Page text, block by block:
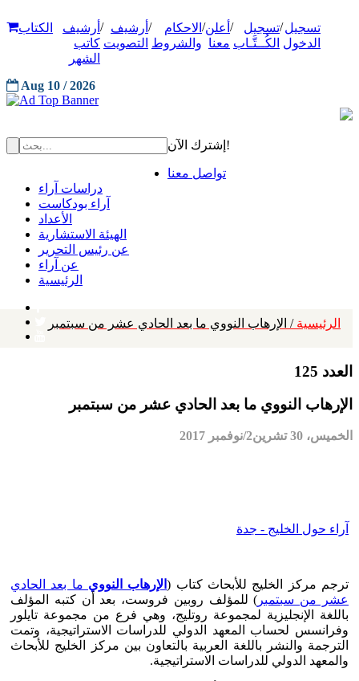
تسجيل
الدخول
/تسجيل
الكُــتَّـاب
/ أعلن
معنا
/ الاحكام
والشروط
/ أرشيف
التصويت
/ أرشيف
كاتب
الشهر
الكتاب
Aug 10 / 2026
إشترك الآن!
تواصل معنا
دراسات آراء
آراء بودكاست
الأعداد
الهيئة الاستشارية
عن رئيس التحرير
عن آراء
الرئيسية
الرئيسية / الإرهاب النووي ما بعد الحادي عشر من سبتمبر
العدد 125
الإرهاب النووي ما بعد الحادي عشر من سبتمبر
الخميس، 30 تشرين2/نوفمبر 2017
آراء حول الخليج - جدة
ترجم مركز الخليج للأبحاث كتاب (الإرهاب النووي ما بعد الحادي
عشر من سبتمبر ) للمؤلف روبين فروست، بعد أن كتبه المؤلف
باللغة الإنجليزية لمجموعة روتليج، وهي فرع من مجموعة تايلور
وفرانسس لحساب المعهد الدولي للدراسات الاستراتيجية، وتمت
الترجمة والنشر باللغة العربية بالتعاون بين مركز الخليج للأبحاث
والمعهد الدولي للدراسات الاستراتيجية.